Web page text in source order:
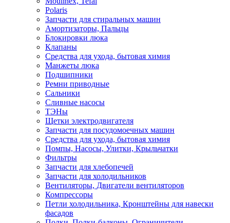
Polaris
Запчасти для стиральных машин
Амортизаторы, Пальцы
Блокировки люка
Клапаны
Средства для ухода, бытовая химия
Манжеты люка
Подшипники
Ремни приводные
Сальники
Сливные насосы
ТЭНы
Щетки электродвигателя
Запчасти для посудомоечных машин
Средства для ухода, бытовая химия
Помпы, Насосы, Улитки, Крыльчатки
Фильтры
Запчасти для хлебопечей
Запчасти для холодильников
Вентиляторы, Двигатели вентиляторов
Компрессоры
Петли холодильника, Кронштейны для навески
фасадов